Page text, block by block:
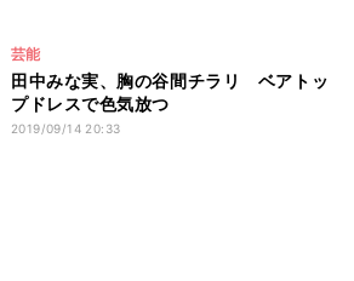
芸能
田中みな実、胸の谷間チラリ ベアトッ
プドレスで色気放つ
2019/09/14 20:33